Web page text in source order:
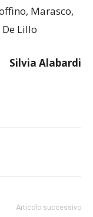
Marasco,
De Lillo
Silvia Alabardi
Articolo successivo